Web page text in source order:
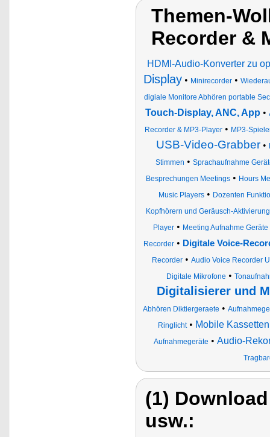
Themen-
Recorder &
HDMI-Audio-Konverter zu
Display • Minirecorder •
digiale Monitore Abhören portable
Touch-Display, ANC, App•
Recorder & MP3-Player • MP3-
USB-Video-Grabber •
Stimmen • Sprachaufnahme
Besprechungen Meetings• Hours
Music Players • Dozenten
Kopfhörern und Geräusch-
Player • Meeting Aufnahme Geräte
Recorder • Digitale Voice-
Recorder• Audio Voice Recorder
Digitale Mikrofone •
Digitalisierer und
Abhören Diktiergeraete •
Ringlicht• Mobile
Aufnahmegeräte • Audio-
(1)
usw.: